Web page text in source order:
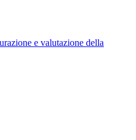
e valutazione della